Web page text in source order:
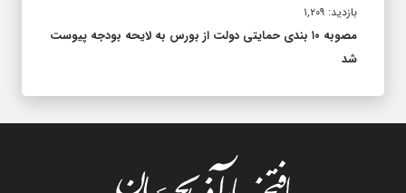
بازدید: ۱,۲۰۹
مصوبه ۱۰ بندی حمایتی دولت از بورس به لایحه بودجه پیوست
شد